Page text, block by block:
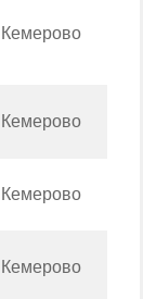
Кемерово
Кемерово
Кемерово
Кемерово